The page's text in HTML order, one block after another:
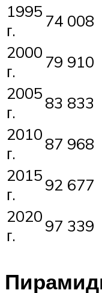
1995
г.
74 008
2000
г.
79 910
2005
г.
83 833
2010
г.
87 968
2015
г.
92 677
2020
г.
97 339